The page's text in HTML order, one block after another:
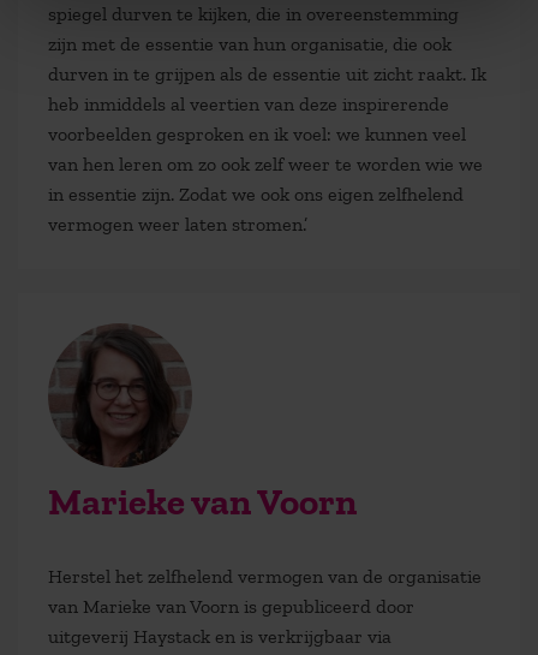
spiegel durven te kijken, die in overeenstemming
zijn met de essentie van hun organisatie, die ook
durven in te grijpen als de essentie uit zicht raakt. Ik
heb inmiddels al veertien van deze inspirerende
voorbeelden gesproken en ik voel: we kunnen veel
van hen leren om zo ook zelf weer te worden wie we
in essentie zijn. Zodat we ook ons eigen zelfhelend
vermogen weer laten stromen.’
Marieke van Voorn
Herstel het zelfhelend vermogen van de organisatie
van Marieke van Voorn is gepubliceerd door
uitgeverij Haystack en is verkrijgbaar via